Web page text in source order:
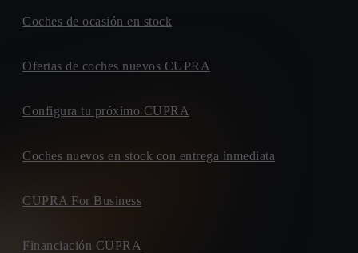
Coches de ocasión en stock
Ofertas de coches nuevos CUPRA
Configura tu próximo CUPRA
Coches nuevos en stock con entrega inmediata
CUPRA For Business
Financiación CUPRA